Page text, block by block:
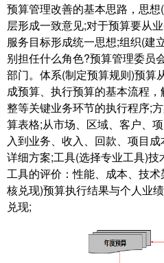
预算管理改善的基本思路，思
层形成一致意见;对于预算要从
服务目标形成统一思想;组织(建
别担任什么角色?预算管理委员
部门。体系(制定预算规则)预算
成预算、执行预算的基本流程
整等关键业务环节的执行程序;
算表格;从市场、区域、客户、
入到业务、收入、回款、项目
详细方案;工具(选择专业工具)
工具的评价：性能、成本、技
核兑现)预算执行结果与个人业
兑现;